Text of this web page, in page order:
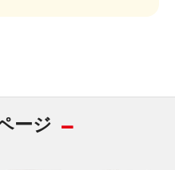
ージ